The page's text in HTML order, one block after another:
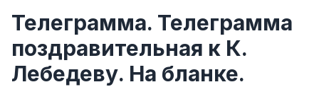
Телеграмма. Телеграмма
поздравительная к К.
Лебедеву. На бланке.